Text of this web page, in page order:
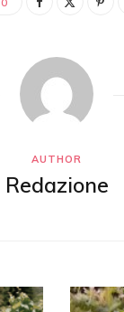
AUTHOR
Redazione